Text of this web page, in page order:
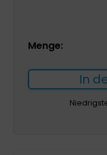
Menge:
In